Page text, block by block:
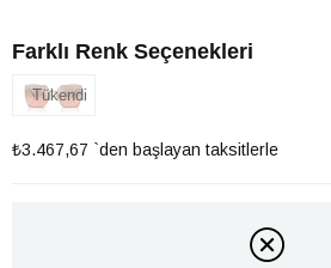
Farklı Renk Seçenekleri
Tükendi
₺3.467,67 `den başlayan taksitlerle